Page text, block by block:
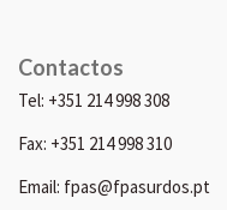
Contactos
Tel: +351 214 998 308
Fax: +351 214 998 310
Email: fpas@fpasurdos.pt